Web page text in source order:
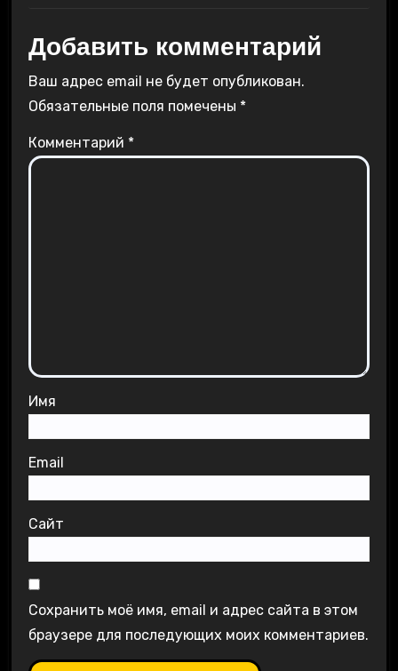
Добавить комментарий
Ваш адрес email не будет опубликован.
Обязательные поля помечены *
Комментарий *
Имя
Email
Сайт
Сохранить моё имя, email и адрес сайта в этом
браузере для последующих моих комментариев.